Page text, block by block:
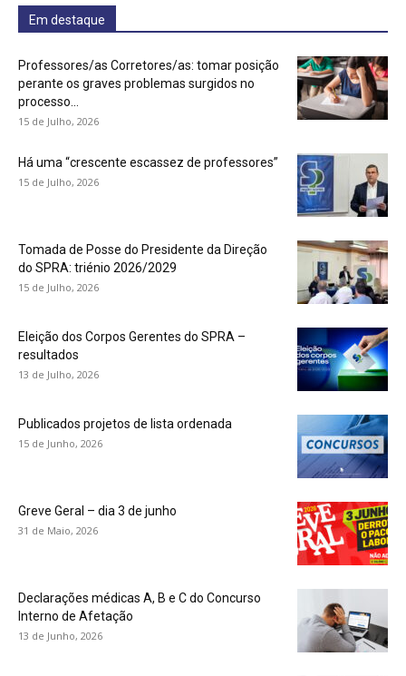
Em destaque
Professores/as Corretores/as: tomar posição
perante os graves problemas surgidos no
processo...
15 de Julho, 2026
Há uma “crescente escassez de professores”
15 de Julho, 2026
Tomada de Posse do Presidente da Direção
do SPRA: triénio 2026/2029
15 de Julho, 2026
Eleição dos Corpos Gerentes do SPRA –
resultados
13 de Julho, 2026
Publicados projetos de lista ordenada
15 de Junho, 2026
Greve Geral – dia 3 de junho
31 de Maio, 2026
Declarações médicas A, B e C do Concurso
Interno de Afetação
13 de Junho, 2026